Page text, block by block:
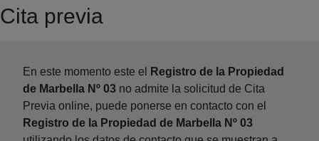
Cita previa
En este momento este el
Registro de la Propiedad
de Marbella Nº 03 no admite la solicitud de Cita
Previa online, puede ponerse en contacto con el
Registro de la Propiedad de Marbella Nº 03